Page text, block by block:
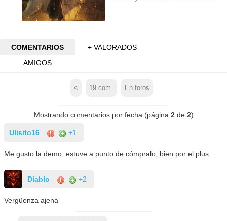
COMENTARIOS
+ VALORADOS
AMIGOS
< 19 com. En foros
Mostrando comentarios por fecha (página 2de 2)
Ulisito16 +1
Me gusto la demo, estuve a punto de cómpralo, bien por el plus.
Diablo +2
Vergüenza ajena